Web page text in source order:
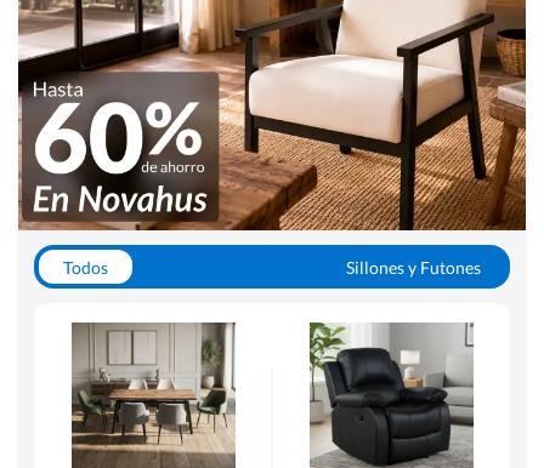
Todos
Sillones y Futones
Escritorios y Sillas PC
Racks y Muebles TV
Alfombras